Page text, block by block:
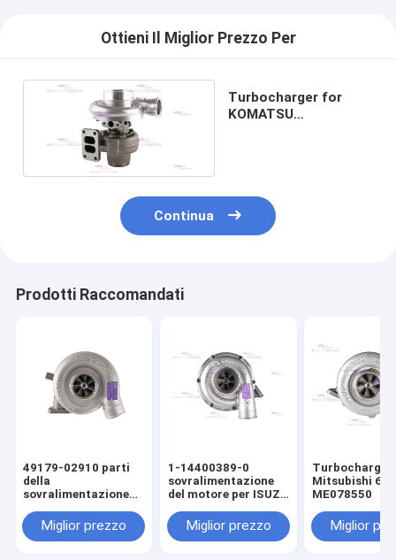
Ottieni Il Miglior Prezzo Per
Turbocharger for
KOMATSU
Continua
Prodotti Raccomandati
49179-02910 parti
della
sovralimentazione
Mitsubishi C6.4
E320D
Miglior prezzo
1-14400389-0
sovralimentazione
del motore per ISUZU
Miglior prezzo
Turbocharger
Mitsubishi
ME078550
Miglior